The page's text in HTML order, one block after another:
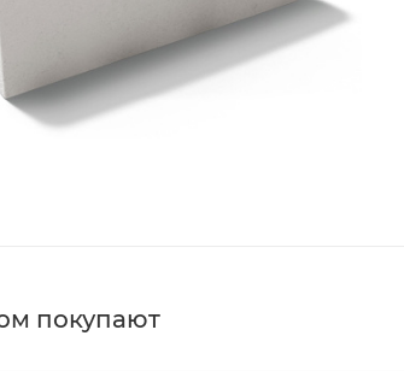
покупают